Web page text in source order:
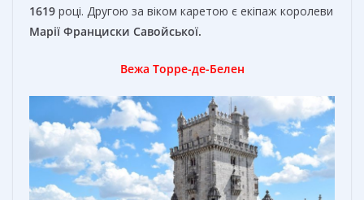
1619 році. Другою за віком каретою є екіпаж королеви
Марії Франциски Савойської.
Вежа Торре-де-Белен